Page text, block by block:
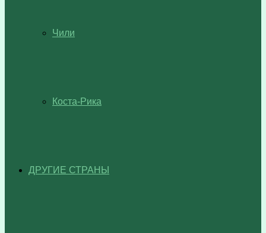
Чили
Коста-Рика
ДРУГИЕ СТРАНЫ